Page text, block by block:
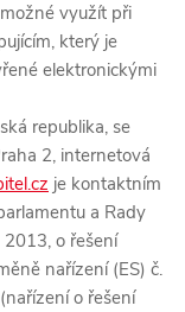
využít při
který je
elektronickými
republika, se
2, internetová
je kontaktním
a Rady
o řešení
nařízení (ES) č.
o řešení